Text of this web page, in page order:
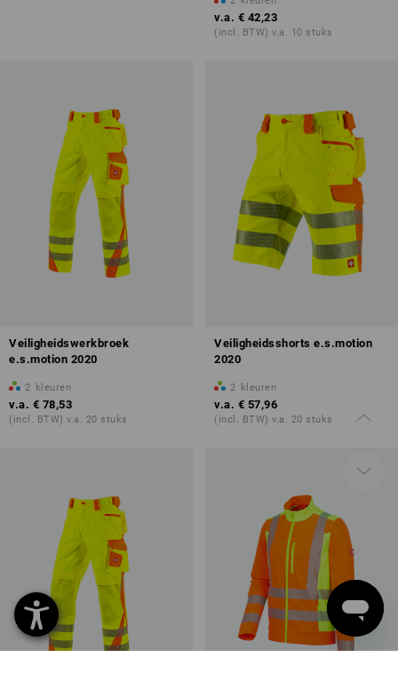
v.a. € 42,23
(incl. BTW) v.a. 10 stuks
Veiligheidswerkbroek
e.s.motion 2020
2 kleuren
v.a. € 78,53
(incl. BTW) v.a. 20 stuks
Veiligheidsshorts e.s.motion
2020
2 kleuren
v.a. € 57,96
(incl. BTW) v.a. 20 stuks